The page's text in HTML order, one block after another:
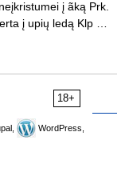
į ãką Prk.
į upių ledą Klp …
18+
WordPress,